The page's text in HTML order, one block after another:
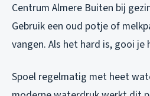
Centrum Almere Buiten bij
Gebruik een oud potje of
vangen. Als het hard is, gooi
Spoel regelmatig met heet